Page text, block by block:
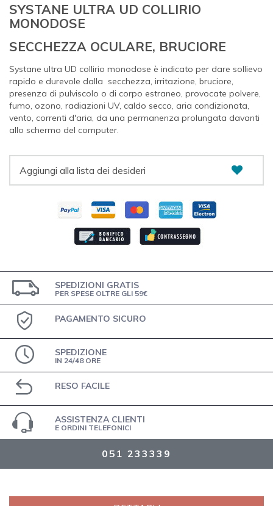
SYSTANE ULTRA UD COLLIRIO
MONODOSE
SECCHEZZA OCULARE, BRUCIORE
Systane ultra UD collirio monodose è indicato per dare sollievo
rapido e durevole dalla secchezza, irritazione, bruciore,
presenza di pulviscolo o di corpo estraneo, provocate polvere,
fumo, ozono, radiazioni UV, caldo secco, aria condizionata,
vento, correnti d'aria, da una permanenza prolungata davanti
allo schermo del computer.
Aggiungi alla lista dei desideri
SPEDIZIONI GRATIS
PER SPESE OLTRE GLI 59€
PAGAMENTO SICURO
SPEDIZIONE
IN 24/48 ORE
RESO FACILE
ASSISTENZA CLIENTI
E ORDINI TELEFONICI
051 233339